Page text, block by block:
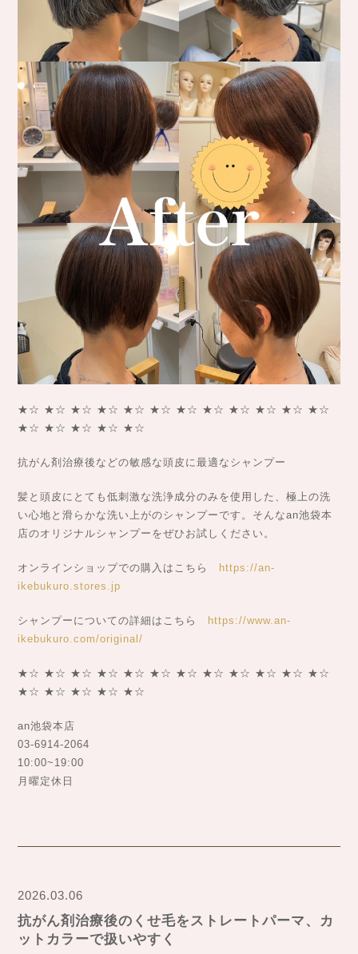
★☆ ★☆ ★☆ ★☆ ★☆ ★☆ ★☆ ★☆ ★☆ ★☆ ★☆ ★☆
★☆ ★☆ ★☆ ★☆ ★☆
抗がん剤治療後などの敏感な頭皮に最適なシャンプー
髪と頭皮にとても低刺激な洗浄成分のみを使用した、極上の洗
い心地と滑らかな洗い上がのシャンプーです。そんなan池袋本
店のオリジナルシャンプーをぜひお試しください。
オンラインショップでの購入はこちら
https://an-
ikebukuro.stores.jp
シャンプーについての詳細はこちら
https://www.an-
ikebukuro.com/original/
★☆ ★☆ ★☆ ★☆ ★☆ ★☆ ★☆ ★☆ ★☆ ★☆ ★☆ ★☆
★☆ ★☆ ★☆ ★☆ ★☆
an池袋本店
03-6914-2064
10:00~19:00
月曜定休日
2026.03.06
抗がん剤治療後のくせ毛をストレートパーマ、カ
ットカラーで扱いやすく